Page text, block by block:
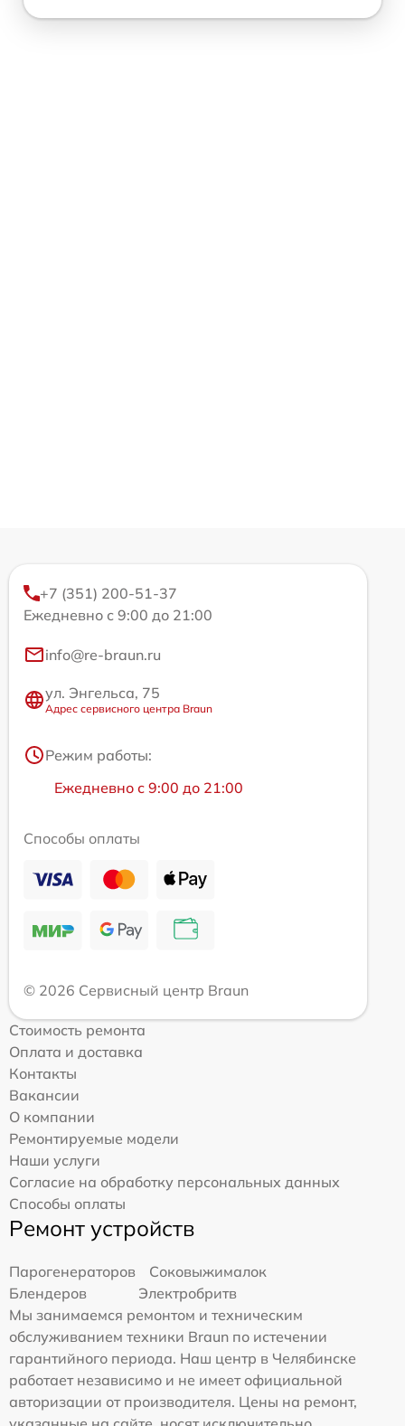
+7 (351) 200-51-37
Ежедневно с 9:00 до 21:00
info@re-braun.ru
ул. Энгельса, 75
Адрес сервисного центра Braun
Режим работы:
Ежедневно с 9:00 до 21:00
Способы оплаты
© 2026 Сервисный центр Braun
Стоимость ремонта
Оплата и доставка
Контакты
Вакансии
О компании
Ремонтируемые модели
Наши услуги
Согласие на обработку персональных данных
Способы оплаты
Ремонт устройств
Парогенераторов
Соковыжималок
Блендеров
Электробритв
Мы занимаемся ремонтом и техническим
обслуживанием техники Braun по истечении
гарантийного периода. Наш центр в Челябинске
работает независимо и не имеет официальной
авторизации от производителя. Цены на ремонт,